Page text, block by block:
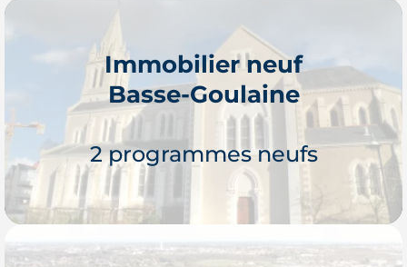
pour les acheteurs en résidence principale,
ou les investisseurs.Immobilier neuf
Basse-Goulaine
2 programmes neufs